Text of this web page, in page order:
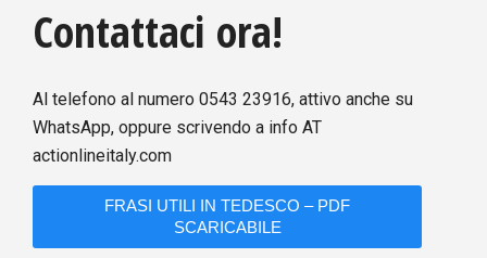
Contattaci ora!
Al telefono al numero 0543 23916, attivo anche su
WhatsApp, oppure scrivendo a info AT
actionlineitaly.com
FRASI UTILI IN TEDESCO – PDF
SCARICABILE